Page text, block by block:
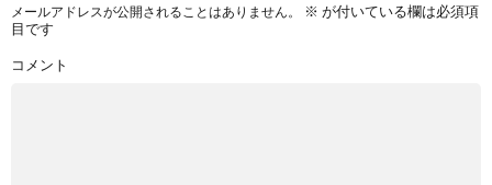
メールアドレスが公開されることはありません。 ※ が付いている欄は必須項
目です
コメント